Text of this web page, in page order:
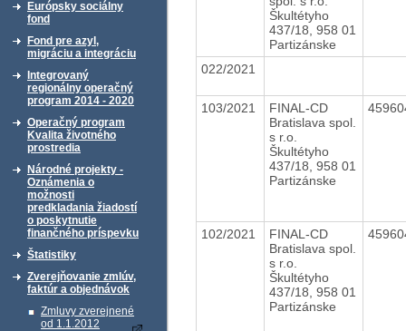
Európsky sociálny
fond
Fond pre azyl,
migráciu a integráciu
Integrovaný
regionálny operačný
program 2014 - 2020
Operačný program
Kvalita životného
prostredia
Národné projekty -
Oznámenia o
možnosti
predkladania žiadostí
o poskytnutie
finančného príspevku
Štatistiky
Zverejňovanie zmlúv,
faktúr a objednávok
Zmluvy zverejnené
od 1.1.2012
Škultétyho
437/18, 958 01
Partizánske
022/2021
103/2021
FINAL-CD
Bratislava spol.
s r.o.
Škultétyho
437/18, 958 01
Partizánske
102/2021
FINAL-CD
Bratislava spol.
s r.o.
Škultétyho
437/18, 958 01
Partizánske